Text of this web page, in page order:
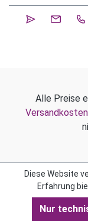
Alle Preise
Versandkosten
Diese Website
Erfahrung
Nur